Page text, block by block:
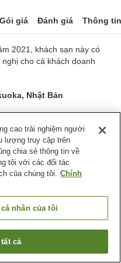
giá Đánh giá Thông
2021, khách sạn này có
cho cả khách doanh
Nhật Bản
bán hàng tự động
Thành phố Fukuoka
trống
cao trải nghiệm người
lượng truy cập trên
chia sẻ thông tin về
tôi với các đối tác
của chúng tôi. Chính
nhân của tôi
cả